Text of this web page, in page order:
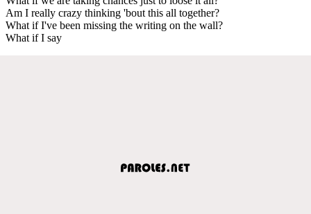
Am I really crazy thinking 'bout this all together?
What if I've been missing the writing on the wall?
What if I say